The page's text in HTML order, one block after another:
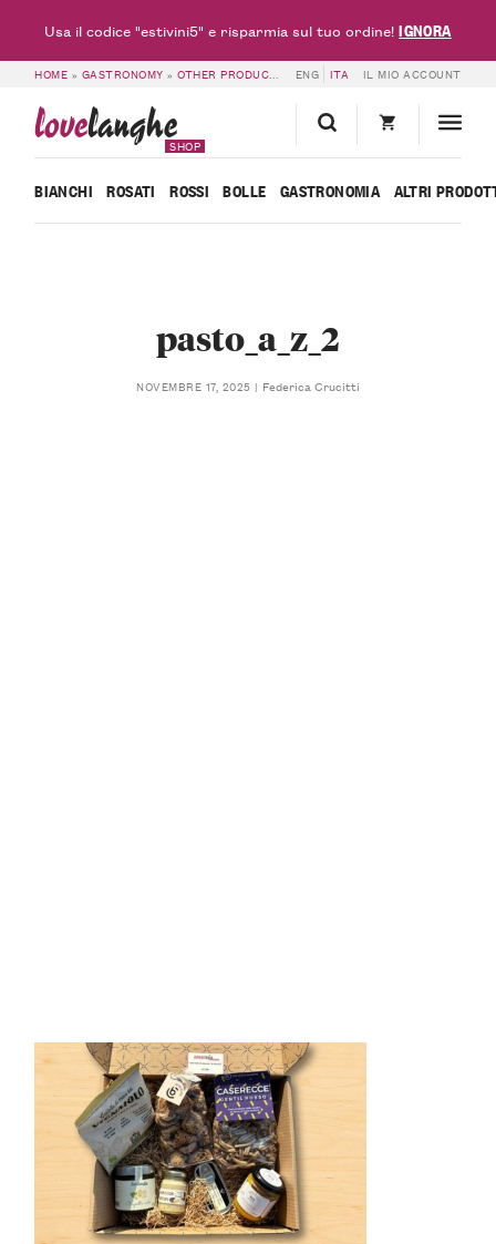
HOME » GASTRONOMY »OTHER PRODUCTS »A MEAL FROM A TO Z –
ENG ITA IL MIO ACCOUNT
lovelanghe
SHOP
BIANCHI ROSATI ROSSI BOLLE GASTRONOMIA ALTRI
pasto_a_z_2
NOVEMBRE 17, 2025 Federica Crucitti
Usa il codice "estivini5" e risparmia sul tuo ordine!IGNORA